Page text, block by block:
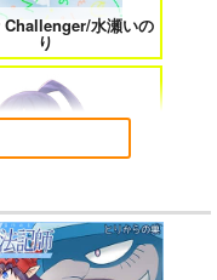
！～賽の河原で積石
簡単なお仕事って聞い
たのに～
水瀬いの
り